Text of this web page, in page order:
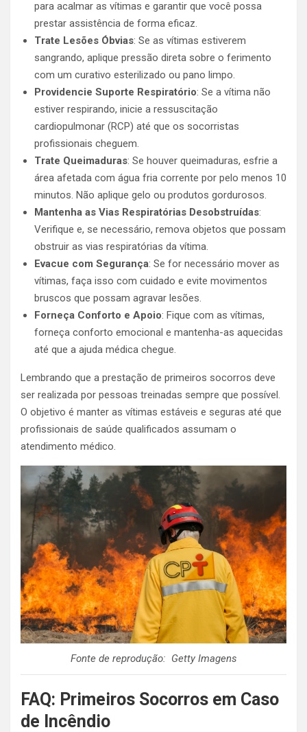
para acalmar as vítimas e garantir que você possa
prestar assistência de forma eficaz.
Trate Lesões Óbvias: Se as vítimas estiverem
sangrando, aplique pressão direta sobre o ferimento
com um curativo esterilizado ou pano limpo.
Providencie Suporte Respiratório: Se a vítima não
estiver respirando, inicie a ressuscitação
cardiopulmonar (RCP) até que os socorristas
profissionais cheguem.
Trate Queimaduras: Se houver queimaduras, esfrie a
área afetada com água fria corrente por pelo menos 10
minutos. Não aplique gelo ou produtos gordurosos.
Mantenha as Vias Respiratórias Desobstruídas:
Verifique e, se necessário, remova objetos que possam
obstruir as vias respiratórias da vítima.
Evacue com Segurança: Se for necessário mover as
vítimas, faça isso com cuidado e evite movimentos
bruscos que possam agravar lesões.
Forneça Conforto e Apoio: Fique com as vítimas,
forneça conforto emocional e mantenha-as aquecidas
até que a ajuda médica chegue.
Lembrando que a prestação de primeiros socorros deve
ser realizada por pessoas treinadas sempre que possível.
O objetivo é manter as vítimas estáveis e seguras até que
profissionais de saúde qualificados assumam o
atendimento médico.
Fonte de reprodução: Getty Imagens
FAQ: Primeiros Socorros em Caso
de Incêndio